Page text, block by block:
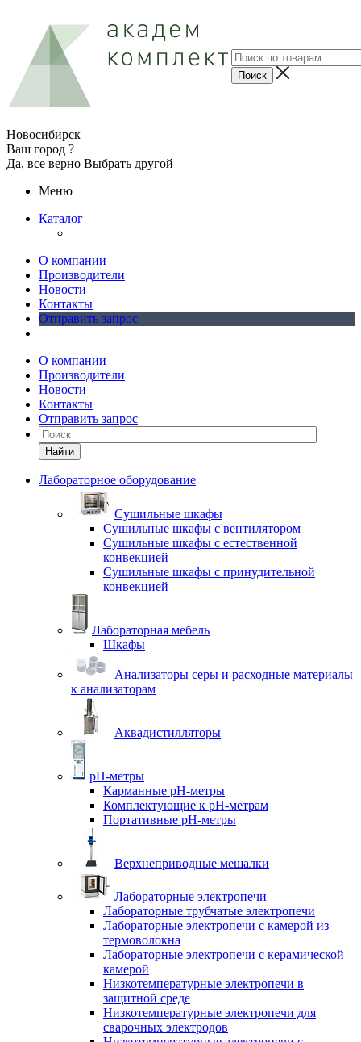
Новосибирск
Ваш город ?
Да, все верно Выбрать другой
Меню
Каталог
О компании
Производители
Новости
Контакты
Отправить запрос
О компании
Производители
Новости
Контакты
Отправить запрос
Найти
Лабораторное оборудование
Cушильные шкафы
Сушильные шкафы с вентилятором
Сушильные шкафы с естественной
конвекцией
Сушильные шкафы с принудительной
конвекцией
Лабораторная мебель
Шкафы
Анализаторы серы и расходные материалы
к анализаторам
Аквадистилляторы
pH-метры
Карманные pH-метры
Комплектующие к pH-метрам
Портативные pH-метры
Верхнеприводные мешалки
Лабораторные электропечи
Лабораторные трубчатые электропечи
Лабораторные электропечи с камерой из
термоволокна
Лабораторные электропечи с керамической
камерой
Низкотемпературные электропечи в
защитной среде
Низкотемпературные электропечи для
cварочных электродов